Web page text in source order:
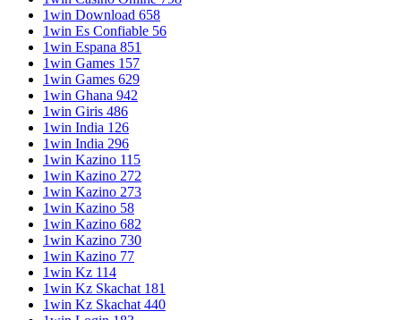
1win Download 658
1win Es Confiable 56
1win Espana 851
1win Games 157
1win Games 629
1win Ghana 942
1win Giris 486
1win India 126
1win India 296
1win Kazino 115
1win Kazino 272
1win Kazino 273
1win Kazino 58
1win Kazino 682
1win Kazino 730
1win Kazino 77
1win Kz 114
1win Kz Skachat 181
1win Kz Skachat 440